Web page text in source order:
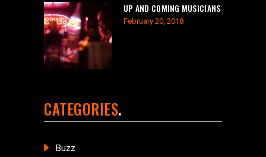
UP AND COMING MUSICIANS
February 20, 2018
CATEGORIES
Buzz